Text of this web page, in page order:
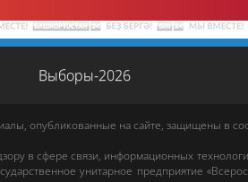
Выборы-2026
опубликованные на сайте, защищены в
в сфере связи, информационных
унитарное предприятие